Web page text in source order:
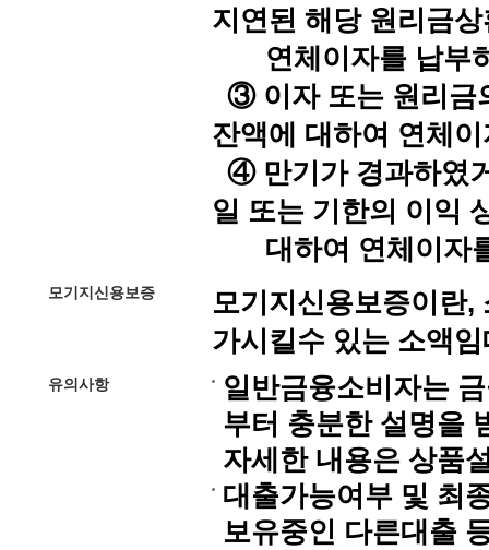
지연된 해당 원리금
연체이자를 납부
③ 이자 또는 원리금
잔액에 대하여 연체
④ 만기가 경과하였
일 또는 기한의 이익
대하여 연체이자
모기지신용보증
모기지신용보증이란,
가시킬수 있는 소액
유의사항
일반금융소비자는
부터 충분한 설명을
자세한 내용은 상품
대출가능여부 및 최
보유중인 다른대출